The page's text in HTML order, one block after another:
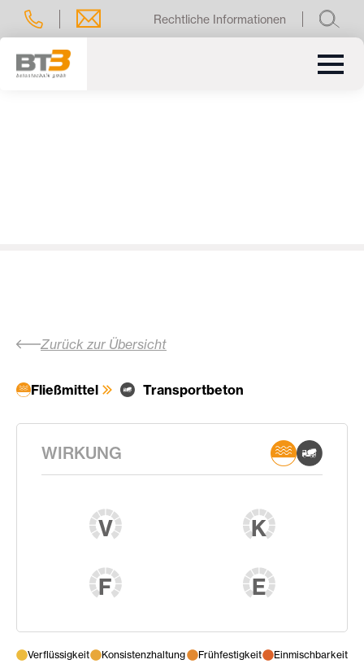
Rechtliche Informationen
Zurück zur Übersicht
Fließmittel Transportbeton
WIRKUNG
V K
F E
Verflüssigkeit Konsistenzhaltung Frühfestigkeit Einmischbarkeit